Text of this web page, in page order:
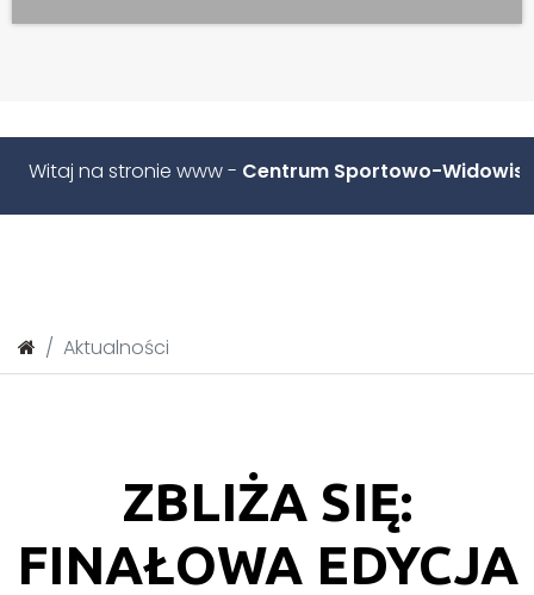
na stronie www -Centrum Sportowo-
Aktualności
ZBLIŻA SIĘ:
FINAŁOWA EDYCJA